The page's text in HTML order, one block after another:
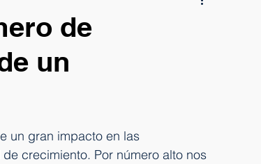
de
un
un gran impacto en las
crecimiento. Por número alto nos